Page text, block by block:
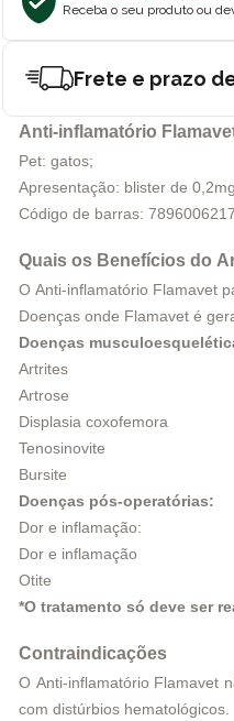
Receba o seu produto ou
Frete e prazo
Anti-inflamatório
Pet: gatos;
Apresentação: blister de
Código de barras:
Quais os Benefícios do
O Anti-inflamatório Flamavet
Doenças onde Flamavet é
Doenças
Artrites
Artrose
Displasia coxofemora
Tenosinovite
Bursite
Doenças pós-operatórias:
Dor e inflamação:
Dor e inflamação
Otite
*O tratamento só deve ser
Contraindicações
O Anti-inflamatório Flamavet
com distúrbios hematológicos.